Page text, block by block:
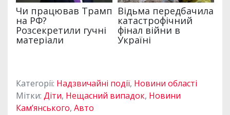
Категорії: Надзвичайні події, Новини області
Мітки: Діти, Нещасний випадок, Новини
Кам’янського, Авто